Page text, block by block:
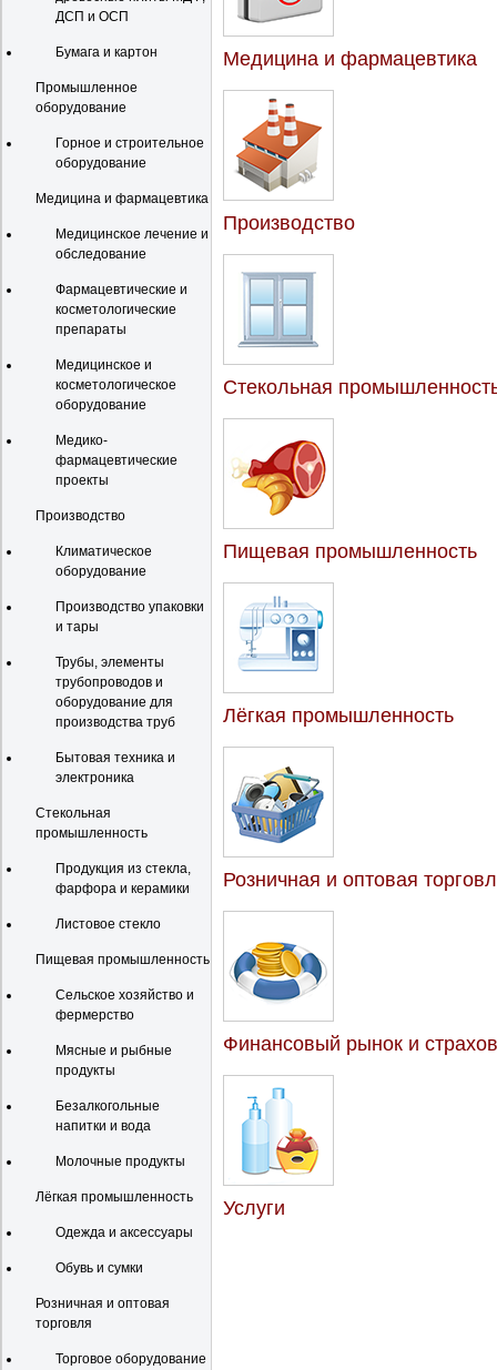
ДСП и ОСП
Бумага и картон
Промышленное
оборудование
Горное и строительное
оборудование
Медицина и фармацевтика
Медицинское лечение и
обследование
Фармацевтические и
косметологические
препараты
Медицинское и
косметологическое
оборудование
Медико-
фармацевтические
проекты
Производство
Климатическое
оборудование
Производство упаковки
и тары
Трубы, элементы
трубопроводов и
оборудование для
производства труб
Бытовая техника и
электроника
Стекольная
промышленность
Продукция из стекла,
фарфора и керамики
Листовое стекло
Пищевая промышленность
Сельское хозяйство и
фермерство
Мясные и рыбные
продукты
Безалкогольные
напитки и вода
Молочные продукты
Лёгкая промышленность
Одежда и аксессуары
Обувь и сумки
Розничная и оптовая
торговля
Торговое оборудование
Медицина и фармацевтика
Производство
Стекольная
Пищевая промышленность
Лёгкая промышленность
Розничная и оптовая
Финансовый рынок и
Услуги